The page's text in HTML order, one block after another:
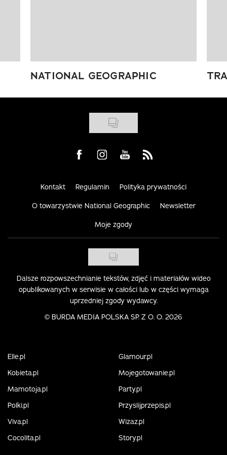
NATIONAL GEOGRAPHIC
Visit us on Facebook
Visit us on Instagram
Visit us on Youtube
Visit us on Rss
Kontakt Regulamin Polityka prywatności
O towarzystwie National Geographic Newsletter
Moje zgody
Dalsze rozpowszechnianie tekstów, zdjęć i materiałów wideo
opublikowanych w serwisie w całości lub w części wymaga
uprzedniej zgody wydawcy.
© BURDA MEDIA POLSKA SP. Z O. O. 2026
Elle.pl
Glamour.pl
Kobieta.pl
Mojegotowanie.pl
Mamotoja.pl
Party.pl
Polki.pl
Przyslijprzepis.pl
Viva.pl
Wizaz.pl
Cocolita.pl
Story.pl